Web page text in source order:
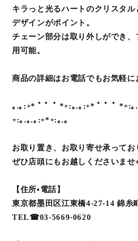
キラっと光るハートのクリスタ
デザインがポイント。
チェーン部分は取り外しができ
用可能。
商品の詳細はお電話でもお気軽
｡.｡:+* ﾟ ゜ﾟ *+:｡.｡:+* ﾟ ゜ﾟ *+:
+:｡.｡.｡:+*+:｡.｡
お取り置き、お取り寄せ承って
ぜひ店頭にもお越しくださいませ
【住所•電話】
東京都墨田区江東橋4-27-14 錦糸
TEL☎︎03-5669-0620